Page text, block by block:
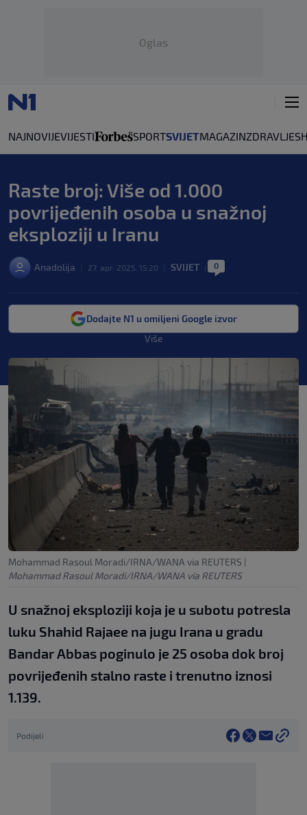
Oglas
NAJNOVIJEVIJESTI SPORTSVIJETMAGAZINZDRAVLJE
Raste broj: Više od 1.000
povrijeđenih osoba u snažnoj
eksploziji u Iranu
Anadolija 27. apr. 2025. 15:20 SVIJET 0
Dodajte N1 u omiljeni Google izvor
Više
Mohammad Rasoul Moradi/IRNA/WANA via REUTERS |
Mohammad Rasoul Moradi/IRNA/WANA via REUTERS
U snažnoj eksploziji koja je u subotu potresla
luku Shahid Rajaee na jugu Irana u gradu
Bandar Abbas poginulo je 25 osoba dok broj
povrijeđenih stalno raste i trenutno iznosi
1.139.
Podijeli